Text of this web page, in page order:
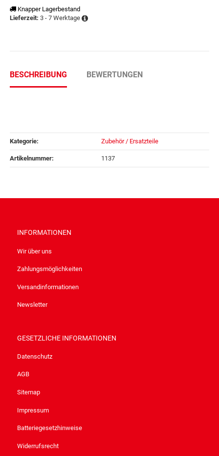
Knapper Lagerbestand
Lieferzeit: 3 - 7 Werktage
BESCHREIBUNG BEWERTUNGEN
Kategorie: Zubehör / Ersatzteile
Artikelnummer: 1137
INFORMATIONEN
Wir über uns
Zahlungsmöglichkeiten
Versandinformationen
Newsletter
GESETZLICHE INFORMATIONEN
Datenschutz
AGB
Sitemap
Impressum
Batteriegesetzhinweise
Widerrufsrecht